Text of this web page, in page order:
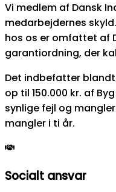
Vi medlem af Dansk
medarbejdernes
hos os er omfattet af
garantiordning, der
Det indbefatter
op til 150.000 kr. af
synlige fejl og
mangler i ti år.
Socialt ansvar